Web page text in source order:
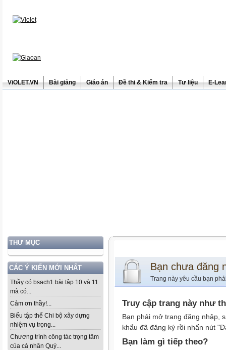
ViOLET.VN Bài giảng Giáo án Đề thi & Kiểm tra Tư liệu E-
THƯ MỤC
CÁC Ý KIẾN MỚI NHẤT
Thầy có bsach1 bài tập 10 và 11
mà có...
Cảm ơn thầy!...
Biểu tập thể Chi bộ xây dựng
nhiệm vụ trọng...
Chương trình công tác trọng tâm
của cá nhân Quý...
Bạn chưa đăng
Trang này yêu cầu bạn
Truy cập trang này như
Bạn phải mở trang đăng nhập,
khẩu đã đăng ký rồi nhấn nút
Bạn làm gì tiếp theo?